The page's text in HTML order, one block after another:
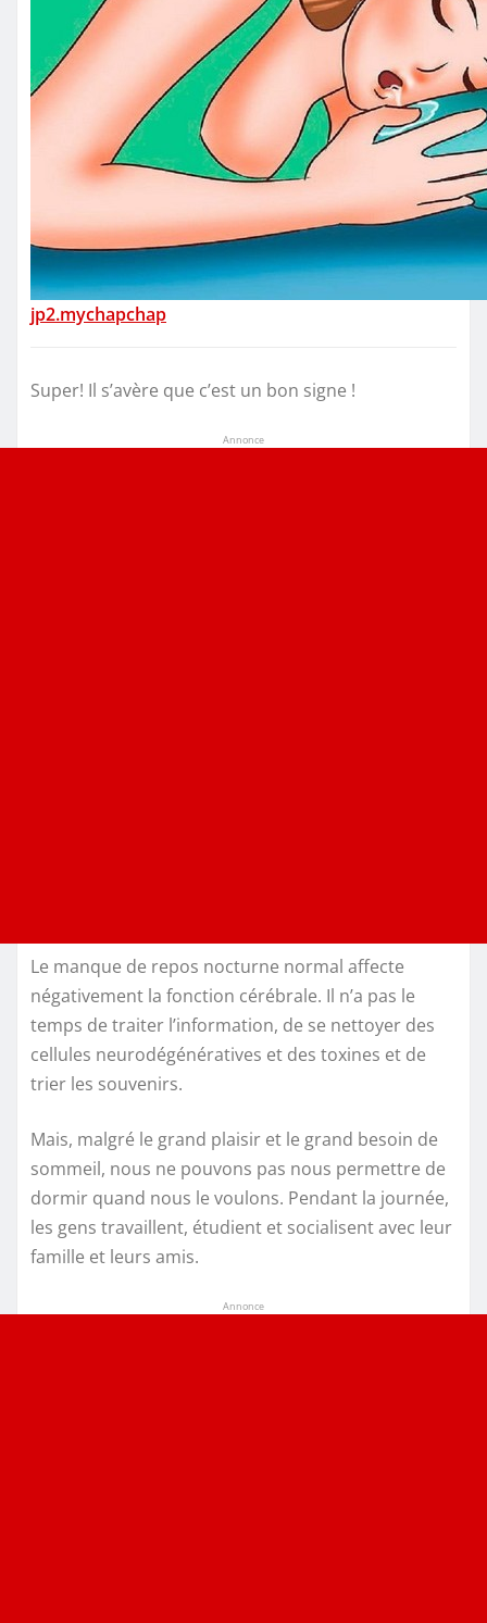
jp2.mychapchap
Super! Il s’avère que c’est un bon signe !
Annonce
Le manque de repos nocturne normal affecte
négativement la fonction cérébrale. Il n’a pas le
temps de traiter l’information, de se nettoyer des
cellules neurodégénératives et des toxines et de
trier les souvenirs.
Mais, malgré le grand plaisir et le grand besoin de
sommeil, nous ne pouvons pas nous permettre de
dormir quand nous le voulons. Pendant la journée,
les gens travaillent, étudient et socialisent avec leur
famille et leurs amis.
Annonce